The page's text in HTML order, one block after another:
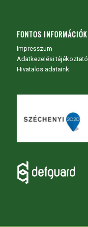
FONTOS INFORMÁCIÓK
Impresszum
Adatkezelési tájékoztató
Hivatalos adataink